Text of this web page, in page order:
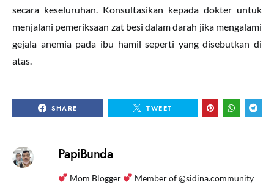
secara keseluruhan. Konsultasikan kepada dokter untuk
menjalani pemeriksaan zat besi dalam darah jika mengalami
gejala anemia pada ibu hamil seperti yang disebutkan di
atas.
SHARE TWEET
PapiBunda
Mom Blogger
Member of @sidina.community